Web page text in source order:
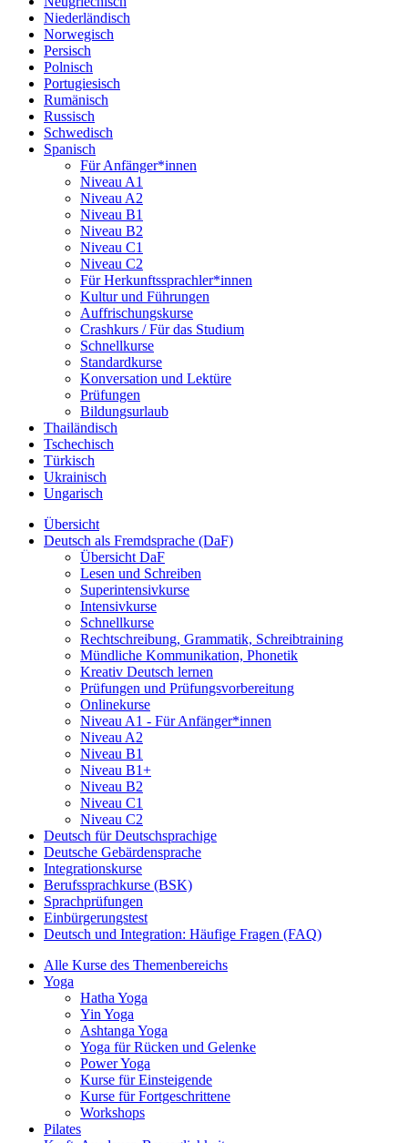
Niederländisch
Norwegisch
Persisch
Polnisch
Portugiesisch
Rumänisch
Russisch
Schwedisch
Spanisch
Für Anfänger*innen
Niveau A1
Niveau A2
Niveau B1
Niveau B2
Niveau C1
Niveau C2
Für Herkunftssprachler*innen
Kultur und Führungen
Auffrischungskurse
Crashkurs / Für das Studium
Schnellkurse
Standardkurse
Konversation und Lektüre
Prüfungen
Bildungsurlaub
Thailändisch
Tschechisch
Türkisch
Ukrainisch
Ungarisch
Übersicht
Deutsch als Fremdsprache (DaF)
Übersicht DaF
Lesen und Schreiben
Superintensivkurse
Intensivkurse
Schnellkurse
Rechtschreibung, Grammatik, Schreibtraining
Mündliche Kommunikation, Phonetik
Kreativ Deutsch lernen
Prüfungen und Prüfungsvorbereitung
Onlinekurse
Niveau A1 - Für Anfänger*innen
Niveau A2
Niveau B1
Niveau B1+
Niveau B2
Niveau C1
Niveau C2
Deutsch für Deutschsprachige
Deutsche Gebärdensprache
Integrationskurse
Berufssprachkurse (BSK)
Sprachprüfungen
Einbürgerungstest
Deutsch und Integration: Häufige Fragen (FAQ)
Alle Kurse des Themenbereichs
Yoga
Hatha Yoga
Yin Yoga
Ashtanga Yoga
Yoga für Rücken und Gelenke
Power Yoga
Kurse für Einsteigende
Kurse für Fortgeschrittene
Workshops
Pilates